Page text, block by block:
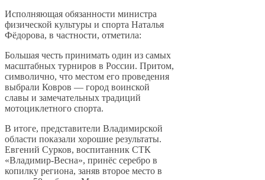
Исполняющая обязанности министра
физической культуры и спорта Наталья
Фёдорова, в частности, отметила:
Большая честь принимать один из самых
масштабных турниров в России. Притом,
символично, что местом его проведения
выбрали Ковров — город воинской
славы и замечательных традиций
мотоциклетного спорта.
В итоге, представители Владимирской
области показали хорошие результаты.
Евгений Сурков, воспитанник СТК
«Владимир-Весна», принёс серебро в
копилку региона, заняв второе место в